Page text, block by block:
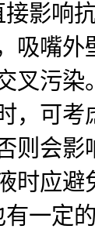
影响
吸嘴
叉污
，可
则会
时应避
一定